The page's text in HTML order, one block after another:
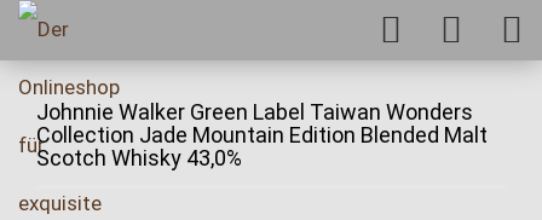
Johnnie Walker Green Label Taiwan Wonders
Collection Jade Mountain Edition Blended Malt
Scotch Whisky 43,0%